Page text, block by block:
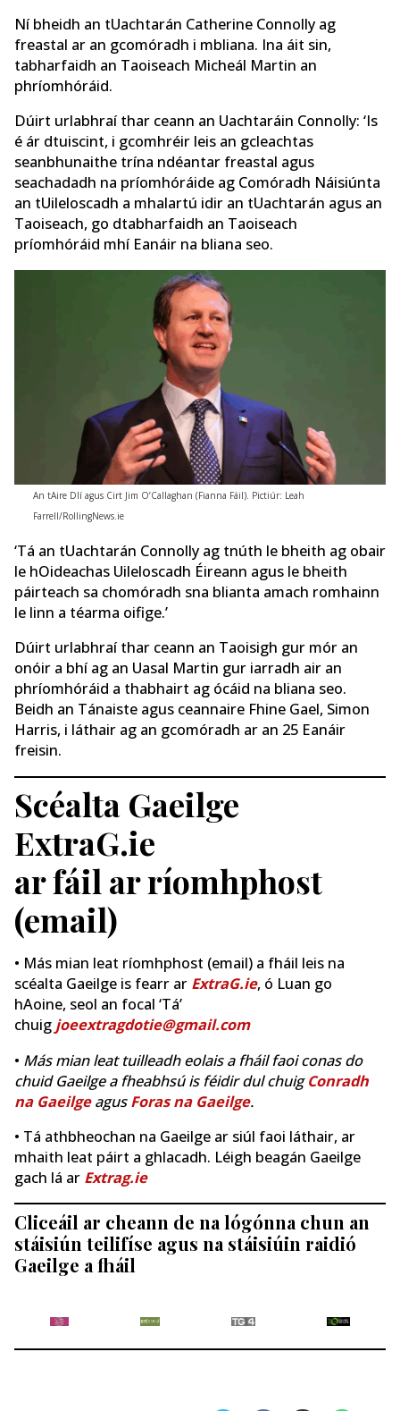
Ní bheidh an tUachtarán Catherine Connolly ag
freastal ar an gcomóradh i mbliana. Ina áit sin,
tabharfaidh an Taoiseach Micheál Martin an
phríomhóráid.
Dúirt urlabhraí thar ceann an Uachtaráin Connolly: ‘Is
é ár dtuiscint, i gcomhréir leis an gcleachtas
seanbhunaithe trína ndéantar freastal agus
seachadadh na príomhóráide ag Comóradh Náisiúnta
an tUileloscadh a mhalartú idir an tUachtarán agus an
Taoiseach, go dtabharfaidh an Taoiseach
príomhóráid mhí Eanáir na bliana seo.
An tAire Dlí agus Cirt Jim O’Callaghan (Fianna Fáil). Pictiúr: Leah
Farrell/RollingNews.ie
‘Tá an tUachtarán Connolly ag tnúth le bheith ag obair
le hOideachas Uileloscadh Éireann agus le bheith
páirteach sa chomóradh sna blianta amach romhainn
le linn a téarma oifige.’
Dúirt urlabhraí thar ceann an Taoisigh gur mór an
onóir a bhí ag an Uasal Martin gur iarradh air an
phríomhóráid a thabhairt ag ócáid ​​na bliana seo.
Beidh an Tánaiste agus ceannaire Fhine Gael, Simon
Harris, i láthair ag an gcomóradh ar an 25 Eanáir
freisin.
Scéalta Gaeilge
ExtraG.ie
ar fáil ar ríomhphost
(email)
• Más mian leat ríomhphost (email) a fháil leis na
scéalta Gaeilge is fearr ar ExtraG.ie, ó Luan go
hAoine, seol an focal ‘Tá’
chuig joeextragdotie@gmail.com
• Más mian leat tuilleadh eolais a fháil faoi conas do
chuid Gaeilge a fheabhsú is féidir dul chuigConradh
na GaeilgeagusForas na Gaeilge.
• Tá athbheochan na Gaeilge ar siúl faoi láthair, ar
mhaith leat páirt a ghlacadh. Léigh beagán Gaeilge
gach lá ar Extrag.ie
Cliceáil ar cheann de na lógónna chun an
stáisiún teilifíse agus na stáisiúin raidió
Gaeilge a fháil